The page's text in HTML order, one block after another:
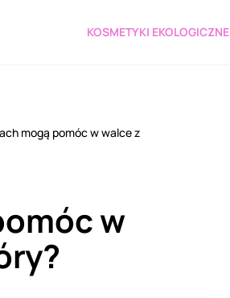
KOSMETYKI EKOLOGICZNE
mogą pomóc w walce z
w